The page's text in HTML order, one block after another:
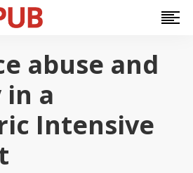
abuse and
a
Intensive